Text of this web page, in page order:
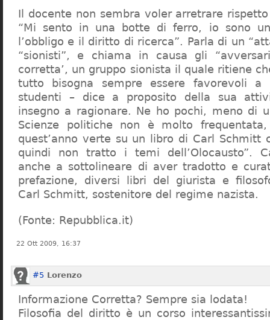
Il docente non sembra voler arretrare
“Mi sento in una botte di ferro, io sono
l’obbligo e il diritto di ricerca”. Parla di un
“sionisti”, e chiama in causa gli
corretta’, un gruppo sionista il quale ritiene
tutto bisogna sempre essere favorevoli a
studenti – dice a proposito della sua
insegno a ragionare. Ne ho pochi, meno di
Scienze politiche non è molto
quest’anno verte su un libro di Carl Schmitt
quindi non tratto i temi dell’Olocausto”.
anche a sottolineare di aver tradotto e
prefazione, diversi libri del giurista e
Carl Schmitt, sostenitore del regime nazista.
(Fonte: Repubblica.it)
22 Ott 2009, 16:37
#5 Lorenzo
Informazione Corretta? Sempre sia lodata!
Filosofia del diritto è un corso